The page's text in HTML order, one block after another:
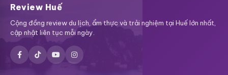
Review Huế
Cộng đồng review du lịch, ẩm thực và trải nghiệm tại Huế lớn nhất,
cập nhật liên tục mỗi ngày.